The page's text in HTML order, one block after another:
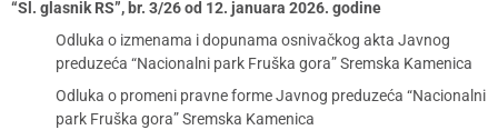
“Sl. glasnik RS”, br. 3/26 od 12. januara 2026. godine
Odluka o izmenama i dopunama osnivačkog akta Javnog
preduzeća “Nacionalni park Fruška gora” Sremska Kamenica
Odluka o promeni pravne forme Javnog preduzeća “Nacionalni
park Fruška gora” Sremska Kamenica